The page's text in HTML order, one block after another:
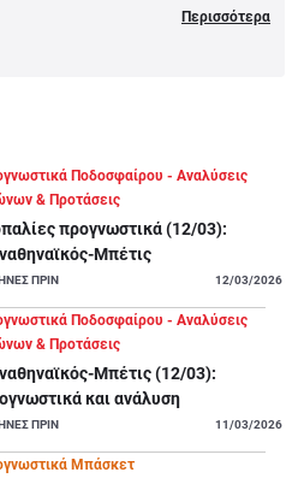
μου να περιγράφω αγώνες, να
κείμενα για αυτό που αγαπάω από
το basketball στα σπίτια και την
σταθμού, ΣΠΟΡ FM 94,6,
(Ώρα για Σπορ, Sportday, betxpress),
Stoiximaview, ubet και έχω λάβει
την πορτοκαλί θεά.
Περισσότερα
Ποδοσφαίρου - Αναλύσεις
& Προτάσεις
προγνωστικά (12/03):
Μπέτις
ΠΡΙΝ 12/03/2026
Ποδοσφαίρου - Αναλύσεις
& Προτάσεις
Μπέτις (12/03):
και ανάλυση
ΠΡΙΝ 11/03/2026
Μπάσκετ